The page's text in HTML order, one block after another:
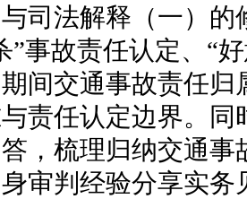
司法解释（一）
”事故责任认定、“
间交通事故责任
责任认定边界。
，梳理归纳交通
审判经验分享实